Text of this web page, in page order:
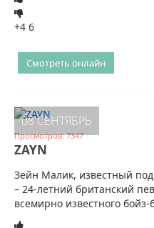
+4 6
Смотреть онлайн
08 СЕНТЯБРЬ
Просмотров: 7347
ZAYN
Зейн Малик, известный
– 24-летний британский
всемирно известного